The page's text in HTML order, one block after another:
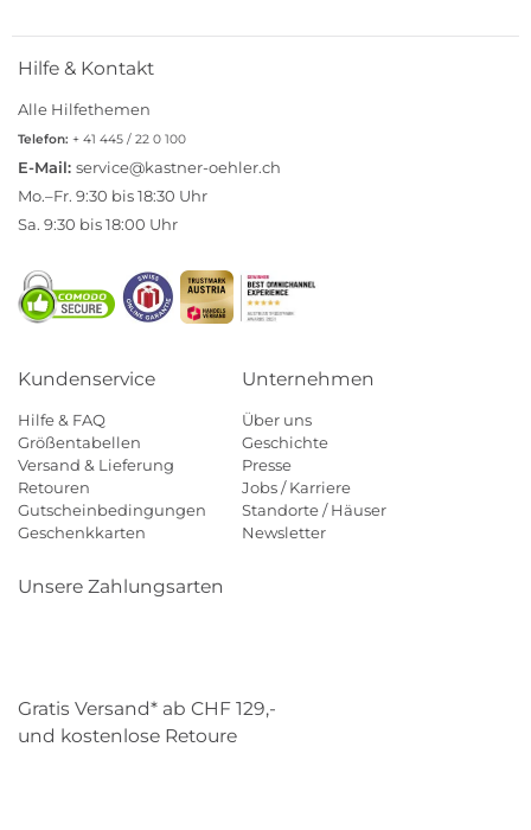
Hilfe & Kontakt
Alle Hilfethemen
Telefon: + 41 445 / 22 0 100
E-Mail: service@kastner-oehler.ch
Mo.–Fr. 9:30 bis 18:30 Uhr
Sa. 9:30 bis 18:00 Uhr
Kundenservice
Hilfe & FAQ
Größentabellen
Versand & Lieferung
Retouren
Gutscheinbedingungen
Geschenkkarten
Unternehmen
Über uns
Geschichte
Presse
Jobs / Karriere
Standorte / Häuser
Newsletter
Unsere Zahlungsarten
Gratis Versand* ab CHF 129,-
und kostenlose Retoure